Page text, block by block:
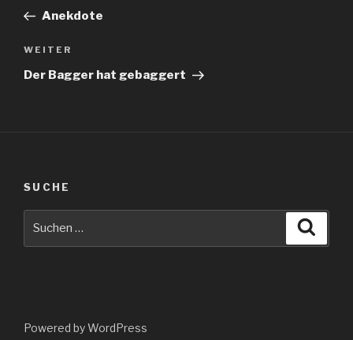
Beitrag
Anekdote
Nächster
Beitrag
WEITER
Der Bagger hat gebaggert
SUCHE
Powered by WordPress